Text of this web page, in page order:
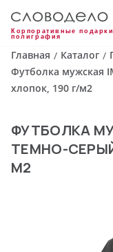
Корпоративные
полиграфия
Главная / Каталог /
Футболка мужская
хлопок, 190 г/м2
ФУТБОЛКА
ТЕМНО-
М2